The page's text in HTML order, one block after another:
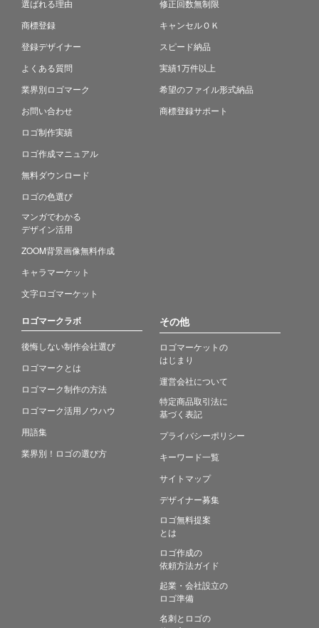
選ばれる理由
商標登録
登録デザイナー
よくある質問
業界別ロゴマーク
お問い合わせ
ロゴ制作実績
ロゴ作成マニュアル
無料ダウンロード
ロゴの色選び
マンガでわかる
デザイン活用
ZOOM背景画像無料作成
キャラマーケット
文字ロゴマーケット
修正回数無制限
キャンセルＯＫ
スピード納品
実績1万件以上
希望のファイル形式納品
商標登録サポート
ロゴマークラボ
後悔しない制作会社選び
ロゴマークとは
ロゴマーク制作の方法
ロゴマーク活用ノウハウ
用語集
業界別！ロゴの選び方
その他
ロゴマーケットの
はじまり
運営会社について
特定商品取引法に
基づく表記
プライバシーポリシー
キーワード一覧
サイトマップ
デザイナー募集
ロゴ無料提案
とは
ロゴ作成の
依頼方法ガイド
起業・会社設立の
ロゴ準備
名刺とロゴの